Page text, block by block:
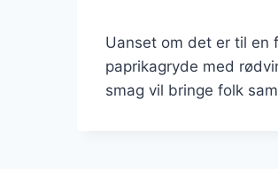
Uanset om det er til en
paprikagryde med
smag vil bringe folk